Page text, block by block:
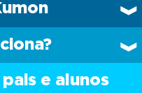
e alunos